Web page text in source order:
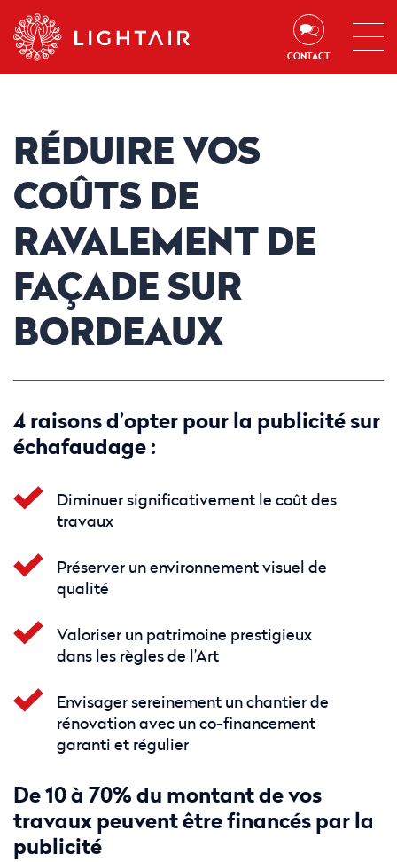
Aller au contenu Aller à la recherche
CONTACT
RÉDUIRE VOS
COÛTS DE
RAVALEMENT DE
FAÇADE SUR
BORDEAUX
4 raisons d’opter pour la publicité sur
échafaudage :
Diminuer significativement le coût des
travaux
Préserver un environnement visuel de
qualité
Valoriser un patrimoine prestigieux
dans les règles de l’Art
Envisager sereinement un chantier de
rénovation avec un co-financement
garanti et régulier
De 10 à 70% du montant de vos
travaux peuvent être financés par la
publicité